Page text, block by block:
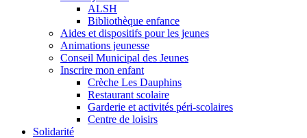
ALSH
Bibliothèque enfance
Aides et dispositifs pour les jeunes
Animations jeunesse
Conseil Municipal des Jeunes
Inscrire mon enfant
Crèche Les Dauphins
Restaurant scolaire
Garderie et activités péri-scolaires
Centre de loisirs
Solidarité